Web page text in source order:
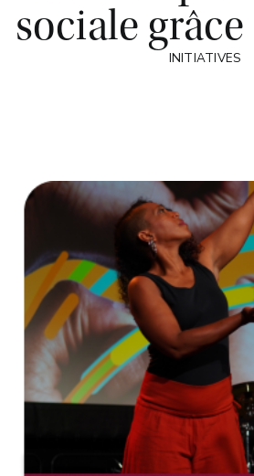
sociale
INITIATIVES